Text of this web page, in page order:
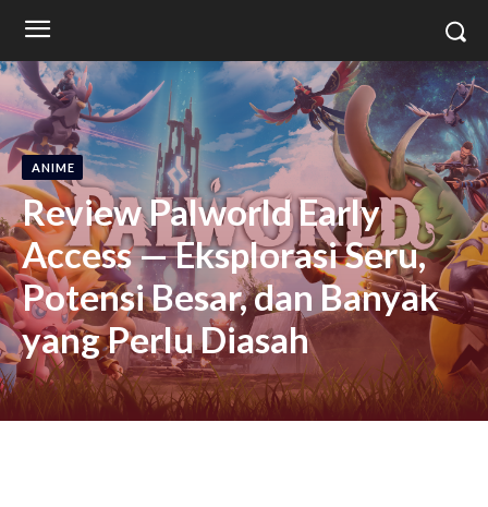
ANIME
Review Palworld Early
Access — Eksplorasi Seru,
Potensi Besar, dan Banyak
yang Perlu Diasah